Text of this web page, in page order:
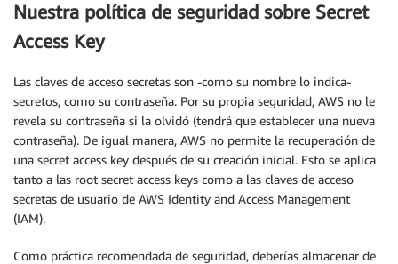
Nuestra política de seguridad sobre Secret
Access Key
Las claves de acceso secretas son -como su nombre lo indica-
secretos, como su contraseña. Por su propia seguridad, AWS no le
revela su contraseña si la olvidó (tendrá que establecer una nueva
contraseña). De igual manera, AWS no permite la recuperación de
una secret access key después de su creación inicial. Esto se aplica
tanto a las root secret access keys como a las claves de acceso
secretas de usuario de AWS Identity and Access Management
(IAM).
Como práctica recomendada de seguridad, deberías almacenar de